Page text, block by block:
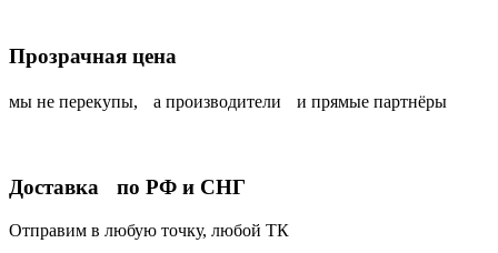
Прозрачная цена
мы не перекупы, а производители и прямые партнёры
Доставка по РФ и СНГ
Отправим в любую точку, любой ТК